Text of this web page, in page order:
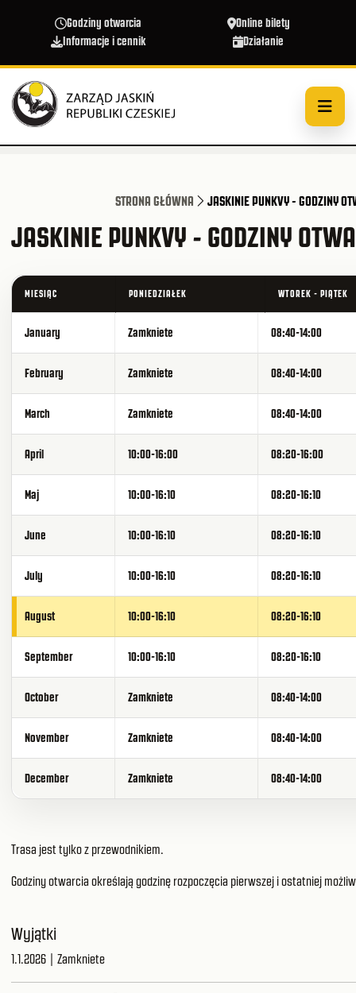
Godziny otwarcia
Online bilety
Informacje i cennik
Działanie
STRONA GŁÓWNA JASKINIE PUNKVY - GODZINY
JASKINIE PUNKVY - GODZINY
MIESIĄC PONIEDZIAŁEK WTOREK - PIĄTEK
January Zamkniete 08:40-14:00
February Zamkniete 08:40-14:00
March Zamkniete 08:40-14:00
April 10:00-16:00 08:20-16:00
Maj 10:00-16:10 08:20-16:10
June 10:00-16:10 08:20-16:10
July 10:00-16:10 08:20-16:10
August 10:00-16:10 08:20-16:10
September 10:00-16:10 08:20-16:10
October Zamkniete 08:40-14:00
November Zamkniete 08:40-14:00
December Zamkniete 08:40-14:00
Trasa jest tylko z przewodnikiem.
Godziny otwarcia określają godzinę rozpoczęcia pierwszej i ostatniej
Wyjątki
1.1.2026 | Zamkniete